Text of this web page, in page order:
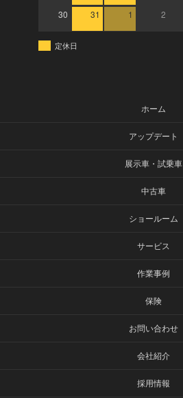
30 31 1 2
定休日
ホーム
アップデート
展示車・試乗車
中古車
ショールーム
サービス
作業事例
保険
お問い合わせ
会社紹介
採用情報